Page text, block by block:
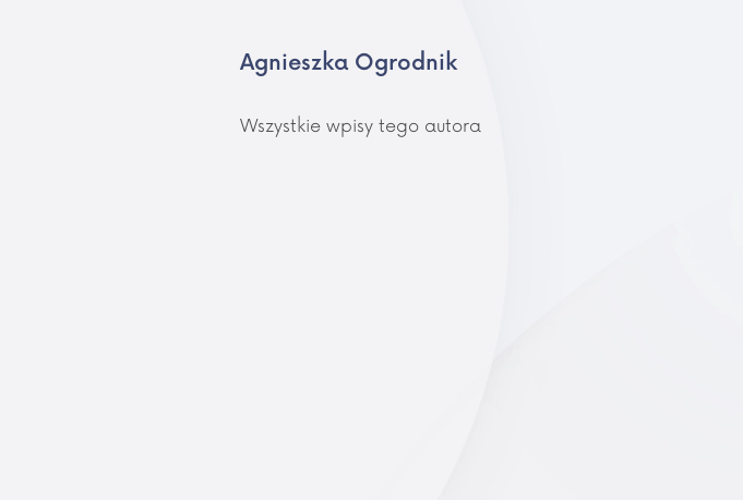
Agnieszka Ogrodnik
Wszystkie wpisy tego autora